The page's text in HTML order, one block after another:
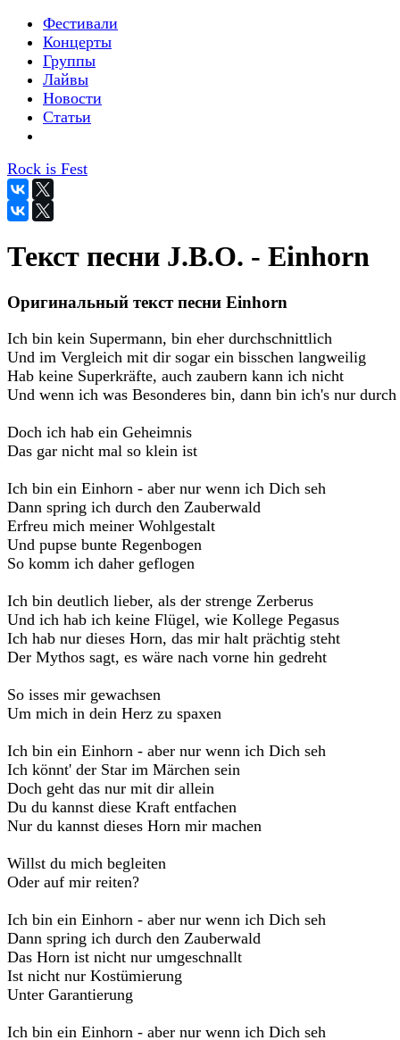
Фестивали
Концерты
Группы
Лайвы
Новости
Статьи
Rock is Fest
Текст песни J.B.O. - Einhorn
Оригинальный текст песни Einhorn
Ich bin kein Supermann, bin eher durchschnittlich
Und im Vergleich mit dir sogar ein bisschen langweilig
Hab keine Superkräfte, auch zaubern kann ich nicht
Und wenn ich was Besonderes bin, dann bin ich's nur
Doch ich hab ein Geheimnis
Das gar nicht mal so klein ist
Ich bin ein Einhorn - aber nur wenn ich Dich seh
Dann spring ich durch den Zauberwald
Erfreu mich meiner Wohlgestalt
Und pupse bunte Regenbogen
So komm ich daher geflogen
Ich bin deutlich lieber, als der strenge Zerberus
Und ich hab ich keine Flügel, wie Kollege Pegasus
Ich hab nur dieses Horn, das mir halt prächtig steht
Der Mythos sagt, es wäre nach vorne hin gedreht
So isses mir gewachsen
Um mich in dein Herz zu spaxen
Ich bin ein Einhorn - aber nur wenn ich Dich seh
Ich könnt' der Star im Märchen sein
Doch geht das nur mit dir allein
Du du kannst diese Kraft entfachen
Nur du kannst dieses Horn mir machen
Willst du mich begleiten
Oder auf mir reiten?
Ich bin ein Einhorn - aber nur wenn ich Dich seh
Dann spring ich durch den Zauberwald
Das Horn ist nicht nur umgeschnallt
Ist nicht nur Kostümierung
Unter Garantierung
Ich bin ein Einhorn - aber nur wenn ich Dich seh